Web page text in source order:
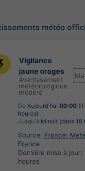
météo
Vigilance
jaune orages
Avertissement
météorologique
modéré
De Aujourd'hui 00:00 (il
heures)
Jusqu'à Minuit (dans 18
Source: France:
France
Dernière mise à jour:
heures